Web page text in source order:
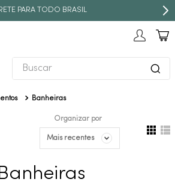
PARA TODO BRASIL
Buscar
Banheiras
Organizar por
Mais recentes
registro